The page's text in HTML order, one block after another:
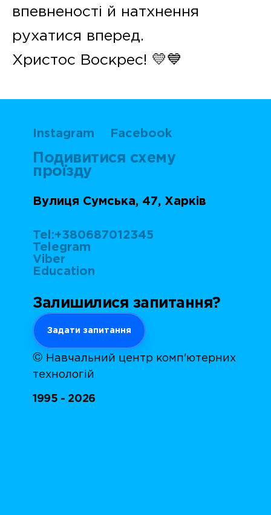
впевненості й натхнення
рухатися вперед.
Христос Воскрес! 💛💙
Instagram Facebook
Подивитися схему
проїзду
Вулиця Сумська, 47, Харків
Tel:+380687012345
Telegram
Viber
Education
Залишилися запитання?
Задати запитання
© Навчальний центр комп'ютерних
технологій
1995 - 2026